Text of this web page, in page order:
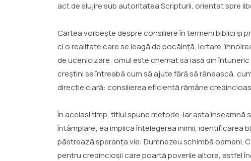
act de slujire sub autoritatea Scripturii, orientat spre
Cartea vorbește despre consiliere în termeni biblici și
ci o realitate care se leagă de pocăință, iertare,
de ucenicizare: omul este chemat să iasă din
creștini se întreabă cum să ajute fără să rănească,
direcție clară: consilierea eficientă rămâne
În același timp, titlul spune metode, iar asta
întâmplare; ea implică înțelegerea inimii, identificarea
păstrează speranța vie: Dumnezeu schimbă oameni.
pentru credincioșii care poartă poverile altora, astfel